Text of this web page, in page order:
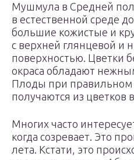
Мушмула в Средней
в естественной среде
большие кожистые и
с верхней глянцевой и
поверхностью. Цветки
окраса обладают
Плоды при правильном
получаются из цветков
Многих часто
когда созревает. Это
лета. Кстати, это